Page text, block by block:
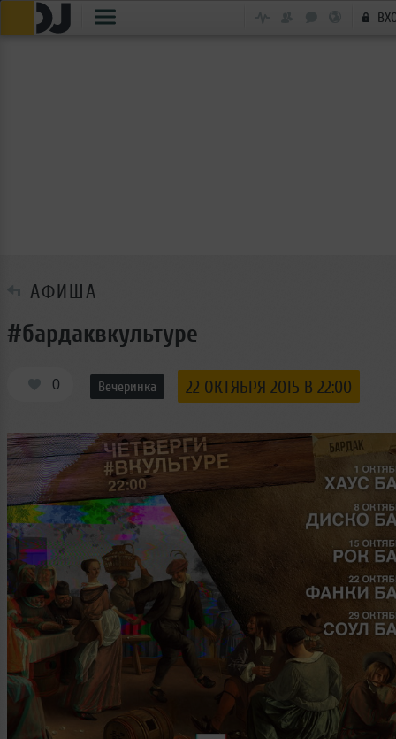
АФИША
#бардаквкультуре
0 Вечеринка 22 ОКТЯБРЯ 2015 В 22:00